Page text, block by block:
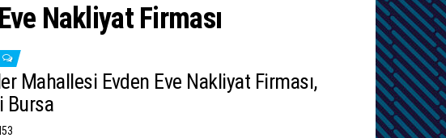
Nakliyat Firması
Mahallesi Evden Eve Nakliyat Firması,
Bursa